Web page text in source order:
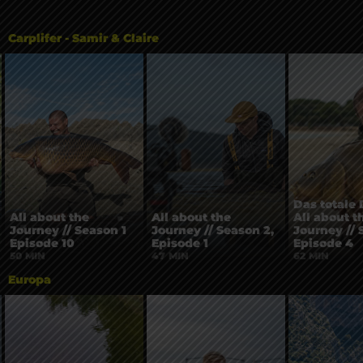
Carplifer - Samir & Claire
50 MIN
All about the
Journey // Season 1
Episode 10
47 MIN
All about the
Journey // Season 2,
Episode 1
62 MIN
Das totale
All about
Journey //
Episode 4
Europa